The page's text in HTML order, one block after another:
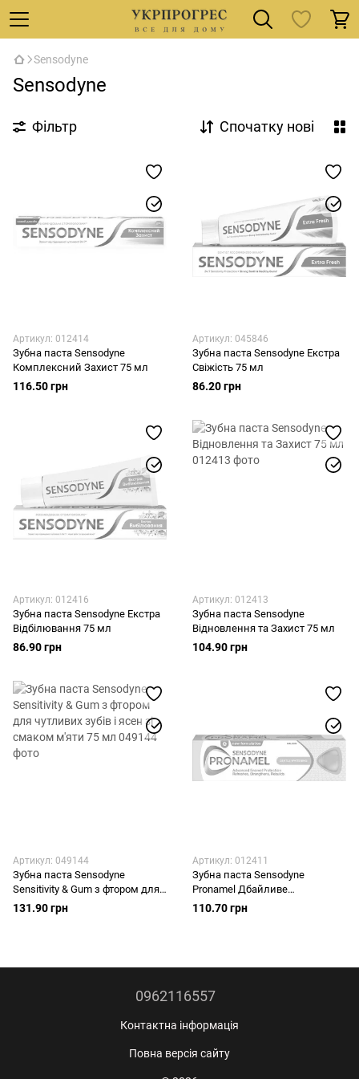
Sensodyne
Sensodyne
Фільтр Спочатку нові
Артикул: 012414
Зубна паста Sensodyne
Комплексний Захист 75 мл
116.50 грн
Артикул: 045846
Зубна паста Sensodyne Екстра
Свіжість 75 мл
86.20 грн
Артикул: 012416
Зубна паста Sensodyne Екстра
Відбілювання 75 мл
86.90 грн
Артикул: 012413
Зубна паста Sensodyne
Відновлення та Захист 75 мл
104.90 грн
Артикул: 049144
Зубна паста Sensodyne
Sensitivity & Gum з фтором для
чутливих зубів і ясен зі смаком
м'яти 75 мл
131.90 грн
Артикул: 012411
Зубна паста Sensodyne
Pronamel Дбайливе
відбілювання 75 мл
110.70 грн
0962116557
Контактна інформація
Повна версія сайту